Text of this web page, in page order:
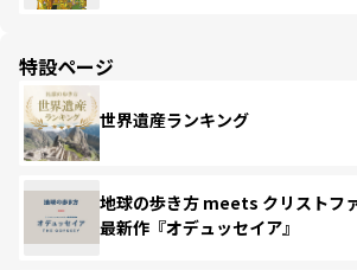
特設ページ
世界遺産ランキング
地球の歩き方 meets クリストフ
最新作『オデュッセイア』